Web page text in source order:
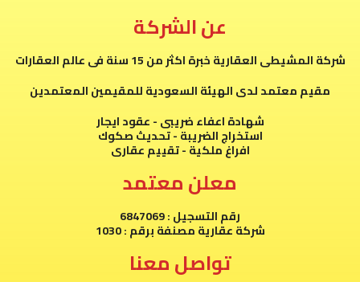
عن الشركة
شركة المشيطى العقارية خبرة اكثر من 15 سنة فى عالم العقارات
مقيم معتمد لدى الهيئة السعودية للمقيمين المعتمدين
شهادة اعفاء ضريبى - عقود ايجار
استخراج الضريبة - تحديث صكوك
افراغ ملكية - تقييم عقارى
معلن معتمد
رقم التسجيل : 6847069
شركة عقارية مصنفة برقم : 1030
تواصل معنا